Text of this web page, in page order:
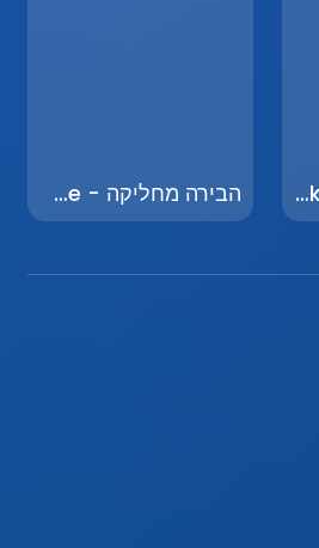
הבירה מחליקה - Beer Slide